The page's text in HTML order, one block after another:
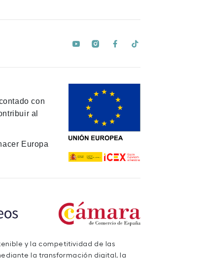
con
al
Europa
y la competitividad de las
la transformación digital, la